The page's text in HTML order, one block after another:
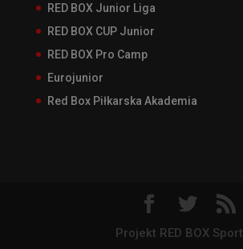
RED BOX Junior Liga
RED BOX CUP Junior
RED BOX Pro Camp
Eurojunior
Red Box Piłkarska Akademia
Projekt RED BOX Sport